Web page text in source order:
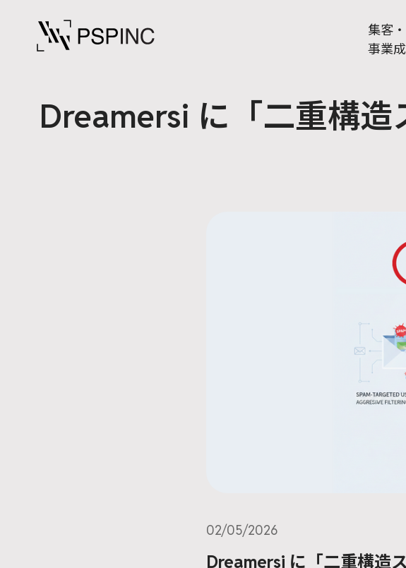
集客・
事業
Dreamersi に「二重構
02/05/2026
Dreamersi に「二重構造